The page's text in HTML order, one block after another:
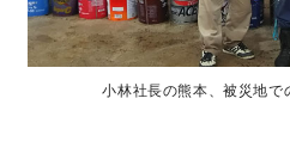
小林社長の熊本、被災地で